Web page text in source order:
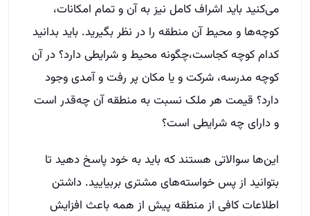
می‌کنید باید اشراف کامل نیز به آن و تمام امکانات،
کوچه‌ها و محیط آن منطقه را در نظر بگیرید. باید بدانید
کدام کوچه کجاست،چگونه محیط و شرایطی دارد؟ در آن
کوچه مدرسه، شرکت و یا مکان پر رفت و آمدی وجود
دارد؟ قیمت هر ملک نسبت به منطقه آن چه‌قدر است
و دارای چه شرایطی است؟
این‌ها سوالاتی هستند که باید به خود پاسخ دهید تا
بتوانید از پس خواسته‌های مشتری بربیایید. داشتن
اطلاعات کافی از منطقه پیش از همه باعث افزایش